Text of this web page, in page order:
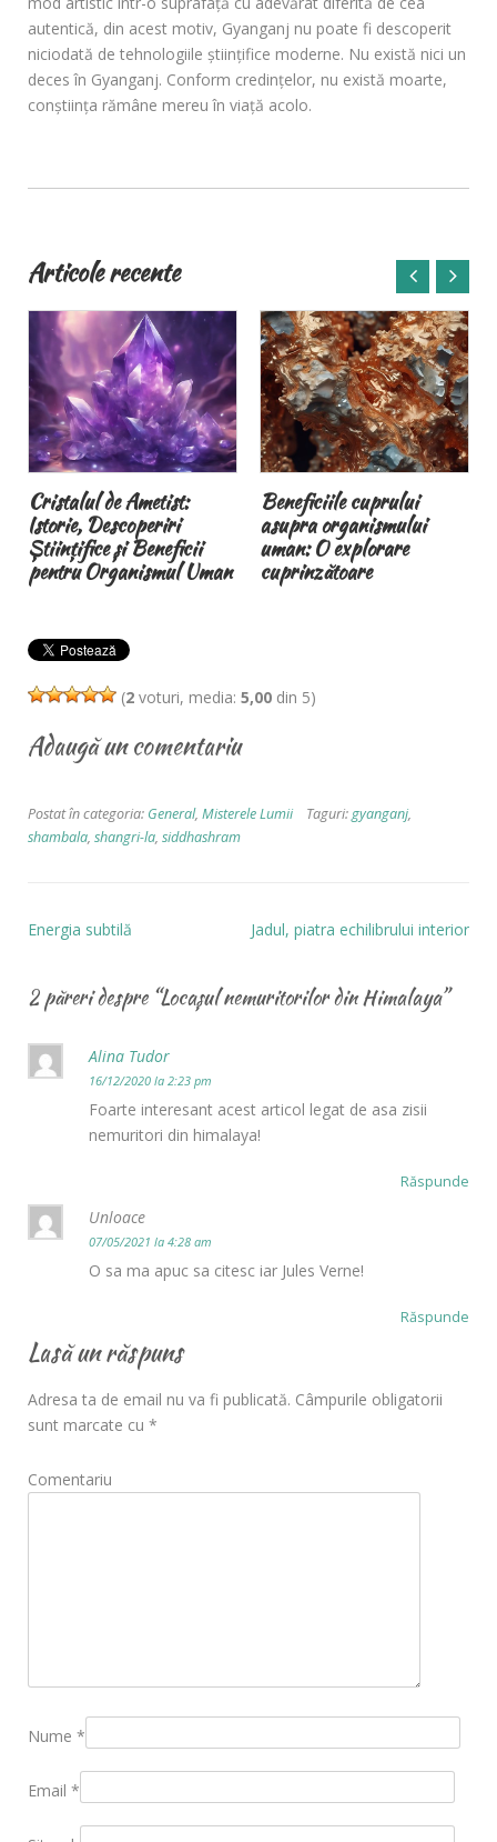
autentică, din acest motiv, Gyanganj nu poate fi descoperit
niciodată de tehnologiile ştiinţifice moderne. Nu există nici un
deces în Gyanganj. Conform credinţelor, nu există moarte,
conştiinţa rămâne mereu în viaţă acolo.
Articole recente
Beneficiile cuprului
asupra organismului
uman: O explorare
cuprinzătoare
Brățările magnetice
terapeutice și
magnetoterapia
(2 voturi, media: 5,00 din 5)
Adaugă un comentariu
Postat în categoria: General, Misterele Lumii Taguri:gyanganj,
shambala, shangri-la, siddhashram
Energia subtilă Jadul, piatra echilibrului interior
2 păreri despre “Locașul nemuritorilor din Himalaya”
Alina Tudor
16/12/2020 la 2:23 pm
Foarte interesant acest articol legat de asa zisii
nemuritori din himalaya!
Răspunde
Unloace
07/05/2021 la 4:28 am
O sa ma apuc sa citesc iar Jules Verne!
Răspunde
Lasă un răspuns
Adresa ta de email nu va fi publicată. Câmpurile obligatorii
sunt marcate cu *
Comentariu
Nume *
Email *